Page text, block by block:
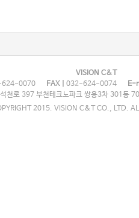
VISION C&T
0070 FAX | 032-624-0074 E-
석천로 397 부천테크노파크 쌍용3차 301동
2015. VISION C&T CO., LTD.